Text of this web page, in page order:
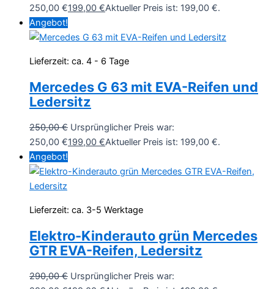
250,00 €199,00 €Aktueller Preis ist: 199,00 €.
Angebot!
Lieferzeit: ca. 4 - 6 Tage
Mercedes G 63 mit EVA-Reifen und
Ledersitz
250,00€ Ursprünglicher Preis war:
250,00 €199,00 €Aktueller Preis ist: 199,00 €.
Angebot!
Lieferzeit: ca. 3-5 Werktage
Elektro-Kinderauto grün Mercedes
GTR EVA-Reifen, Ledersitz
290,00€ Ursprünglicher Preis war: